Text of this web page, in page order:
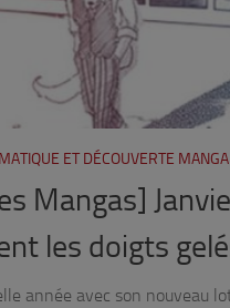
ET DÉCOUVERTE MANGA
Mangas]
les doigts
année avec son nouveau